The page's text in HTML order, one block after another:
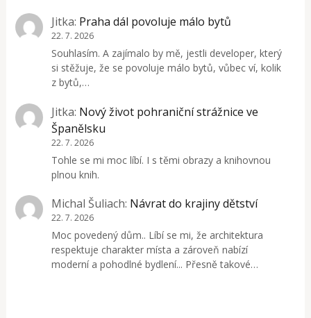
Jitka: Praha dál povoluje málo bytů
22. 7. 2026
Souhlasím. A zajímalo by mě, jestli developer, který
si stěžuje, že se povoluje málo bytů, vůbec ví, kolik
z bytů,…
Jitka: Nový život pohraniční strážnice ve
Španělsku
22. 7. 2026
Tohle se mi moc líbí. I s těmi obrazy a knihovnou
plnou knih.
Michal Šuliach: Návrat do krajiny dětství
22. 7. 2026
Moc povedený dům.. Líbí se mi, že architektura
respektuje charakter místa a zároveň nabízí
moderní a pohodlné bydlení... Přesně takové…